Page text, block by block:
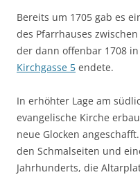
Bereits um 1705 gab es
des Pfarrhauses
der dann offenbar 1708
Kirchgasse 5 endete.
In erhöhter Lage am
evangelische Kirche
neue Glocken
den Schmalseiten und
Jahrhunderts, die